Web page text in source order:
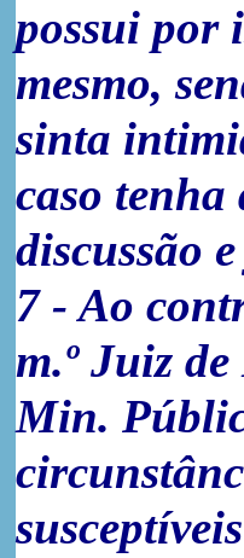
possui por
mesmo,
sinta
caso tenha
discussão
7 - Ao
m.º Juiz
Min.